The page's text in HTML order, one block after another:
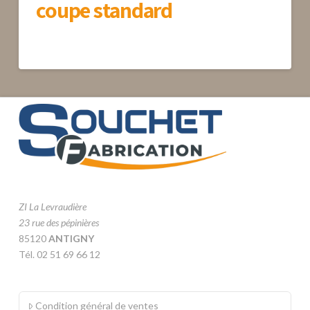
coupe standard
ZI La Levraudière
23 rue des pépinières
85120ANTIGNY
Tél. 02 51 69 66 12
Condition général de ventes